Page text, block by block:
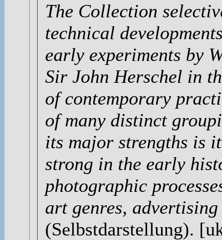
The Collection
technical
early experiments by
Sir John Herschel in
of contemporary
of many distinct
its major strengths is
strong in the early
photographic
art genres,
(Selbstdarstellung).